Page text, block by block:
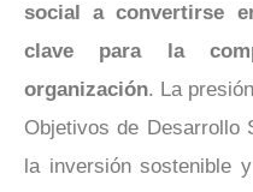
social a convertirse
clave para la
organización. La
Objetivos de Desarrollo
la inversión sostenible